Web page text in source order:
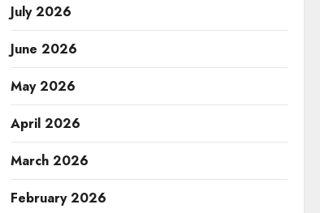
July 2026
June 2026
May 2026
April 2026
March 2026
February 2026